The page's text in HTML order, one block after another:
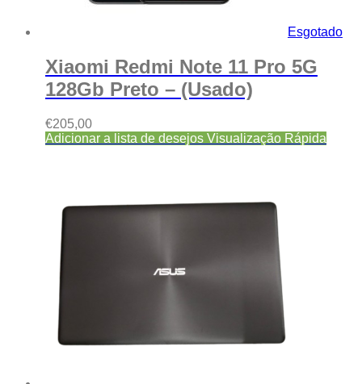
Esgotado
Xiaomi Redmi Note 11 Pro 5G
128Gb Preto – (Usado)
€205,00
Adicionar a lista de desejos Visualização Rápida